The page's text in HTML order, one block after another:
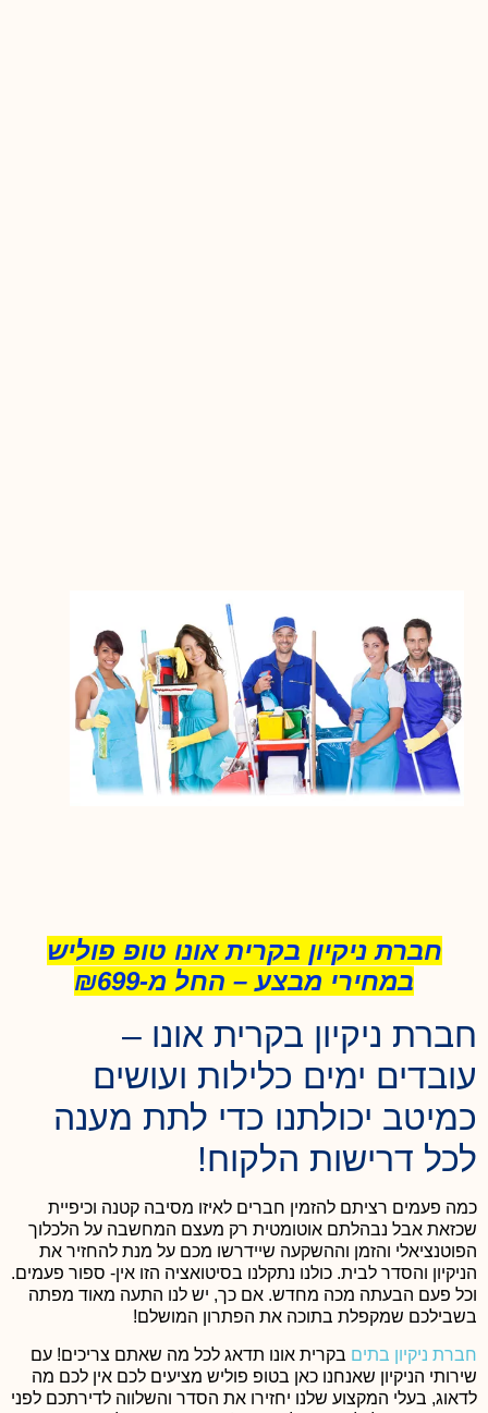
חברת ניקיון בקרית אונו טופ פוליש
במחירי מבצע – החל מ-₪699
חברת ניקיון בקרית אונו –
עובדים ימים כלילות ועושים
כמיטב יכולתנו כדי לתת מענה
לכל דרישות הלקוח!
כמה פעמים רציתם להזמין חברים לאיזו מסיבה קטנה וכיפיית
שכזאת אבל נבהלתם אוטומטית רק מעצם המחשבה על הלכלוך
הפוטנציאלי והזמן וההשקעה שיידרשו מכם על מנת להחזיר את
הניקיון והסדר לבית. כולנו נתקלנו בסיטואציה הזו אין- ספור פעמים.
וכל פעם הבעתה מכה מחדש. אם כך, יש לנו התעה מאוד מפתה
בשבילכם שמקפלת בתוכה את הפתרון המושלם!
חברת ניקיון בתים בקרית אונו תדאג לכל מה שאתם צריכים! עם
שירותי הניקיון שאנחנו כאן בטופ פוליש מציעים לכם אין לכם מה
לדאוג, בעלי המקצוע שלנו יחזירו את הסדר והשלווה לדירתכם לפני